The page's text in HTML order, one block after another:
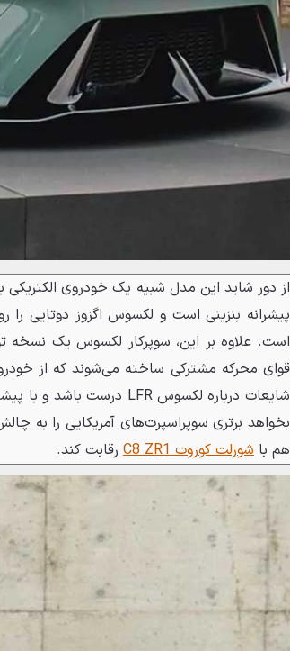
پیشرانه بنزینی است و لکسوس اگزوز دوتایی
است. علاوه بر این، سوپرکار لکسوس یک نسخه
هم باشورلت کوروت C8 ZR1 رقابت کند.